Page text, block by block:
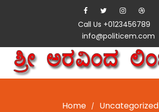
Call Us +0123456789
info@politicem.com
Home / Uncategorized